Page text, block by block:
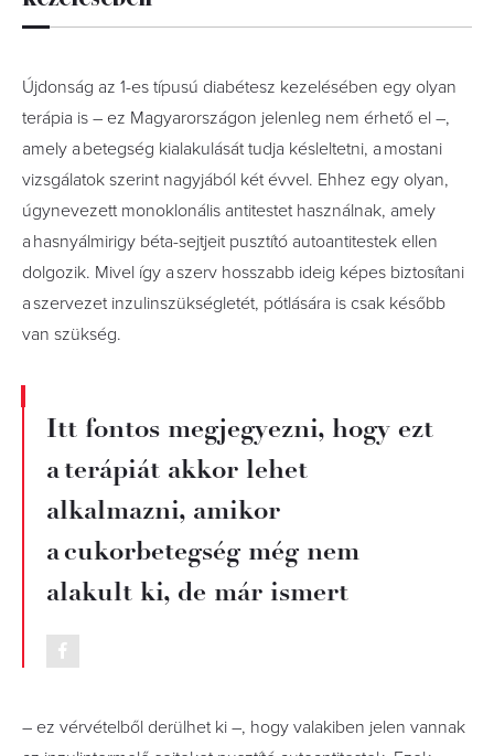
Újdonság az 1-es típusú diabétesz kezelésében egy olyan
terápia is – ez Magyarországon jelenleg nem érhető el –,
amely a betegség kialakulását tudja késleltetni, a mostani
vizsgálatok szerint nagyjából két évvel. Ehhez egy olyan,
úgynevezett monoklonális antitestet használnak, amely
a hasnyálmirigy béta-sejtjeit pusztító autoantitestek ellen
dolgozik. Mivel így a szerv hosszabb ideig képes biztosítani
a szervezet inzulinszükségletét, pótlására is csak később
van szükség.
Itt fontos megjegyezni, hogy ezt
a terápiát akkor lehet
alkalmazni, amikor
a cukorbetegség még nem
alakult ki, de már ismert
– ez vérvételből derülhet ki –, hogy valakiben jelen vannak